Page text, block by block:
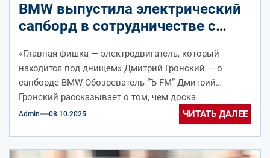
BMW выпустила электрический
сапборд в сотрудничестве с
«Главная фишка — электродвигатель, который
находится под днищем» Дмитрий Гронский — о
сапборде BMW Обозреватель “Ъ FM” Дмитрий
Гронский рассказывает о том, чем доска
баварского...
Admin 08.10.2025 ЧИТАТЬ ДАЛЕЕ